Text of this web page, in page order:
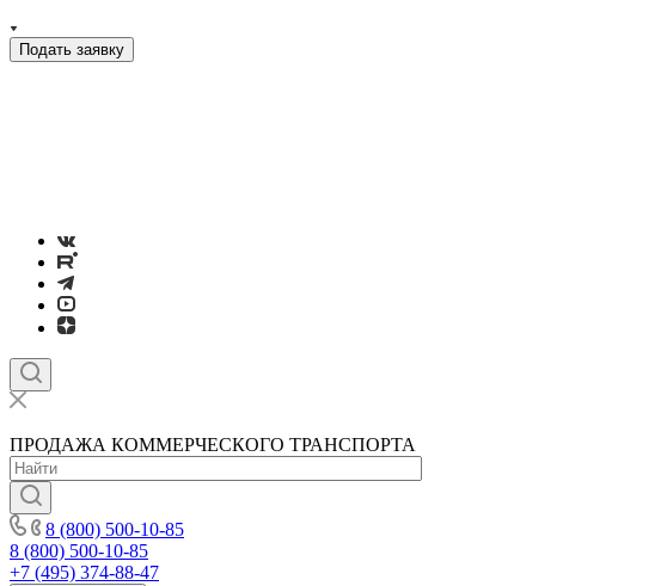
Подать заявку
ПРОДАЖА КОММЕРЧЕСКОГО ТРАНСПОРТА
8 (800) 500-10-85
8 (800) 500-10-85
+7 (495) 374-88-47